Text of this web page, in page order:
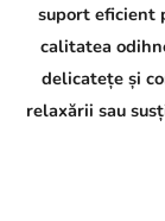
o
suport eficient
calitatea
delicatețe și
relaxării sau